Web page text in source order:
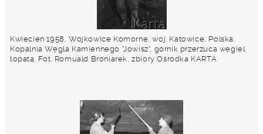
Kwiecień 1958, Wojkowice Komorne, woj. Katowice, Polska.
Kopalnia Węgla Kamiennego "Jowisz", górnik przerzuca węgiel
łopatą. Fot. Romuald Broniarek, zbiory Ośrodka KARTA